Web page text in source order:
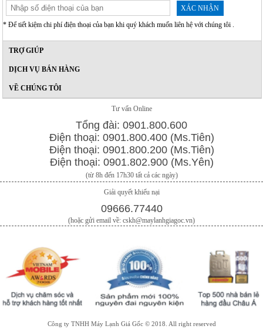
XÁC NHẬN
* Để tiết kiệm chi phí điện thoại của bạn khi quý khách muốn liên hệ với chúng tôi .
TRỢ GIÚP
DỊCH VỤ BÁN HÀNG
VỀ CHÚNG TÔI
Tư vấn Online
Tổng đài: 0901.800.600
Điện thoại: 0901.800.400 (Ms.Tiên)
Điện thoại: 0901.800.200 (Ms.Tiên)
Điện thoại: 0901.802.900 (Ms.Yên)
(từ 8h đến 17h30 tất cả các ngày)
Giải quyết khiếu nại
09666.77440
(hoặc gửi email về: cskh@maylanhgiagoc.vn)
Công ty TNHH Máy Lạnh Giá Gốc © 2018. All right reserved